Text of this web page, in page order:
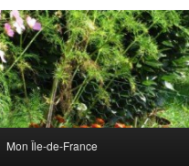
Mon Île-de-France